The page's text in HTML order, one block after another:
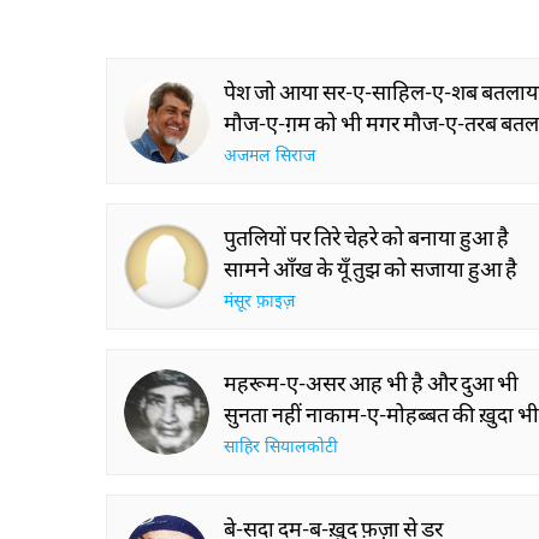
पेश जो आया सर-ए-साहिल-ए-शब
मौज-ए-ग़म को भी मगर मौज-ए-तरब
अजमल सिराज
पुतलियों पर तिरे चेहरे को बनाया हुआ है
सामने आँख के यूँ तुझ को सजाया हुआ है
मंसूर फ़ाइज़
महरूम-ए-असर आह भी है और दुआ भी
सुनता नहीं नाकाम-ए-मोहब्बत की ख़ुदा भी
साहिर सियालकोटी
बे-सदा दम-ब-ख़ुद फ़ज़ा से डर